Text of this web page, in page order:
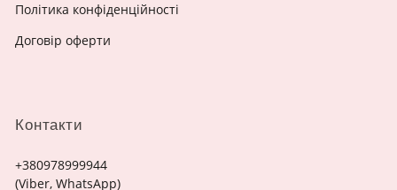
Контакти
+380978999944
(Viber, WhatsApp)
Політика конфіденційності
Договір оферти